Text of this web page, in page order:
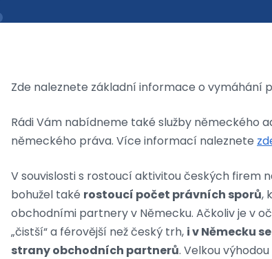
Zde naleznete základní informace o vymáhání
Rádi Vám nabídneme také služby německého
německého práva. Více informací naleznete
V souvislosti s rostoucí aktivitou českých
bohužel také rostoucí počet právních sporů,
obchodními partnery v Německu. Ačkoliv je v
„čistší“ a férovější než český trh, i v Německu
strany obchodních partnerů. Velkou